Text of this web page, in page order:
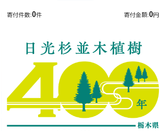
寄付件数:0件 寄付金額:0円